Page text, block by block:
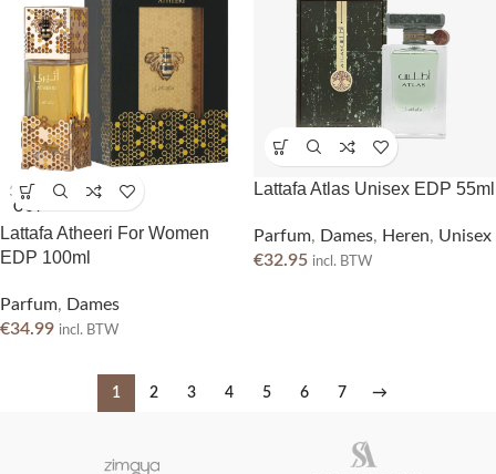
SOLD
OUT
Lattafa Atheeri For Women
EDP 100ml
Parfum, Dames
€34.99 incl. BTW
Lattafa Atlas Unisex EDP 55ml
Parfum, Dames, Heren, Unisex
€32.95 incl. BTW
1 2 3 4 5 6 7 →